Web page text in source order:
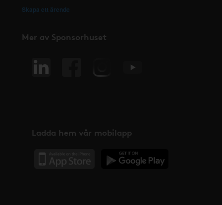
Skapa ett ärende
Mer av Sponsorhuset
Ladda hem vår mobilapp